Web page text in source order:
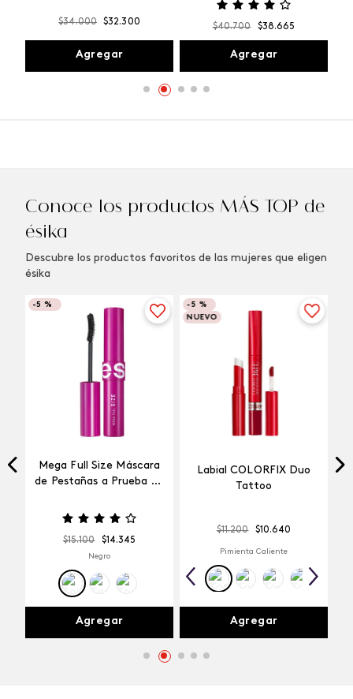
$34.000 $32.300
Agregar
$40.700 $38.665
Agregar
Conoce los productos MÁS TOP de
ésika
Descubre los productos favoritos de las mujeres que eligen
ésika
-5 %
Mega Full Size Máscara
de Pestañas a Prueba de
$15.100 $14.345
Negro
Agregar
-5 %
NUEVO
Labial COLORFIX Duo
Tattoo
$11.200 $10.640
Pimienta Caliente
Agregar